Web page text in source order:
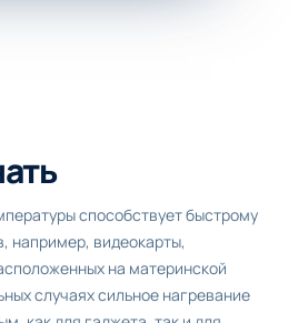
способствует быстрому
например, видеокарты,
на материнской
случаях сильное нагревание